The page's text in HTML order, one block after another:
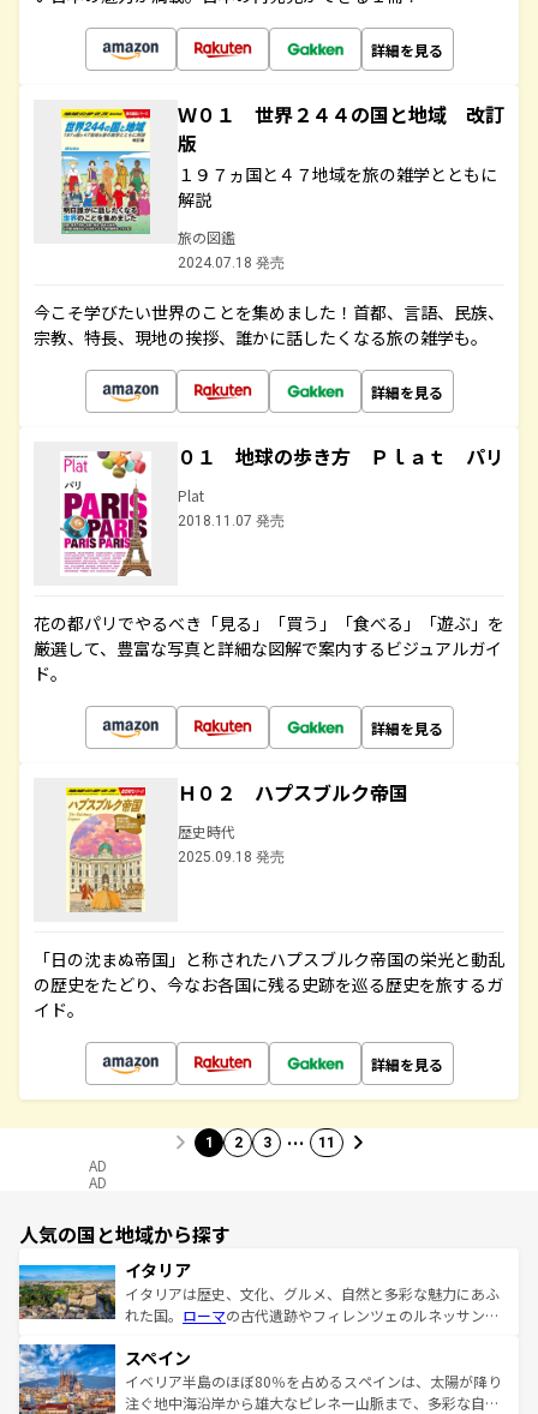
詳細を見る
Ｗ０１ 世界２４４の国と地域 改訂
版
１９７ヵ国と４７地域を旅の雑学とともに
解説
旅の図鑑
2024.07.18 発売
今こそ学びたい世界のことを集めました！首都、言語、民族、
宗教、特長、現地の挨拶、誰かに話したくなる旅の雑学も。
詳細を見る
０１ 地球の歩き方 Ｐｌａｔ パリ
Plat
2018.11.07 発売
花の都パリでやるべき「見る」「買う」「食べる」「遊ぶ」を
厳選して、豊富な写真と詳細な図解で案内するビジュアルガイ
ド。
詳細を見る
Ｈ０２ ハプスブルク帝国
歴史時代
2025.09.18 発売
「日の沈まぬ帝国」と称されたハプスブルク帝国の栄光と動乱
の歴史をたどり、今なお各国に残る史跡を巡る歴史を旅するガ
イド。
詳細を見る
1 2 3 … 11
AD
AD
人気の国と地域から探す
イタリア
イタリアは歴史、文化、グルメ、自然と多彩な魅力にあふ
れた国。 ローマの古代遺跡やフィレンツェのルネッサンス
ろん、トスカーナの美しい田園風景やアマルフィ海岸の絶
景など、自然景観も見逃せない。観光の合間には、本場の
ピザやパスタなど、絶品のイタリア料理を堪能することも
スペイン
イベリア半島のほぼ80％を占めるスペインは、太陽が降り
注ぐ地中海沿岸から雄大なピレネー山脈まで、多彩な自然